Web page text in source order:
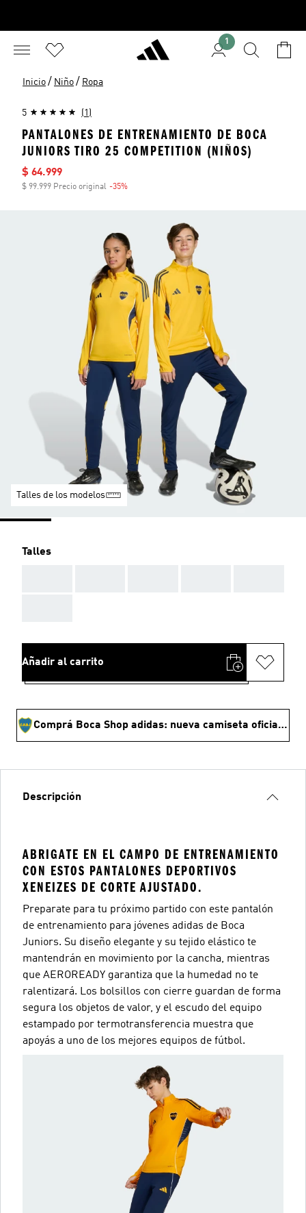
1
Inicio / Niño / Ropa
5 (1)
PANTALONES DE ENTRENAMIENTO DE BOCA
JUNIORS TIRO 25 COMPETITION (NIÑOS)
Precio de venta
$ 64.999
$ 99.999 Precio original -35%
Talles de los modelos
Talles
Añadir al carrito
Comprá Boca Shop adidas: nueva camiseta oficial y ropa
Descripción
ABRIGATE EN EL CAMPO DE ENTRENAMIENTO
CON ESTOS PANTALONES DEPORTIVOS
XENEIZES DE CORTE AJUSTADO.
Preparate para tu próximo partido con este pantalón
de entrenamiento para jóvenes adidas de Boca
Juniors. Su diseño elegante y su tejido elástico te
mantendrán en movimiento por la cancha, mientras
que AEROREADY garantiza que la humedad no te
ralentizará. Los bolsillos con cierre guardan de forma
segura los objetos de valor, y el escudo del equipo
estampado por termotransferencia muestra que
apoyás a uno de los mejores equipos de fútbol.